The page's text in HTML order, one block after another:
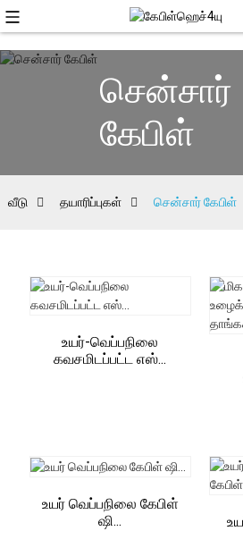
சென்சார்
கேபிள்
வீடு தயாரிப்புகள் சென்சார் கேபிள்
உயர்-வெப்பநிலை
கவசமிடப்பட்ட எஸ்...
உயர் வெப்பநிலை கேபிள்
ஷி...